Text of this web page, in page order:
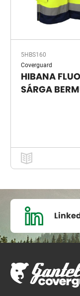
5HBS160
Coverguard
HIBANA FLUO
SÁRGA